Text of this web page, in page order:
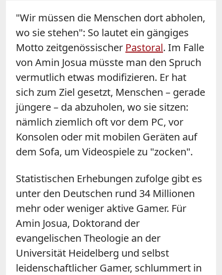
"Wir müssen die Menschen dort abholen,
wo sie stehen": So lautet ein gängiges
Motto zeitgenössischer Pastoral. Im Falle
von Amin Josua müsste man den Spruch
vermutlich etwas modifizieren. Er hat
sich zum Ziel gesetzt, Menschen – gerade
jüngere – da abzuholen, wo sie sitzen:
nämlich ziemlich oft vor dem PC, vor
Konsolen oder mit mobilen Geräten auf
dem Sofa, um Videospiele zu "zocken".
Statistischen Erhebungen zufolge gibt es
unter den Deutschen rund 34 Millionen
mehr oder weniger aktive Gamer. Für
Amin Josua, Doktorand der
evangelischen Theologie an der
Universität Heidelberg und selbst
leidenschaftlicher Gamer, schlummert in